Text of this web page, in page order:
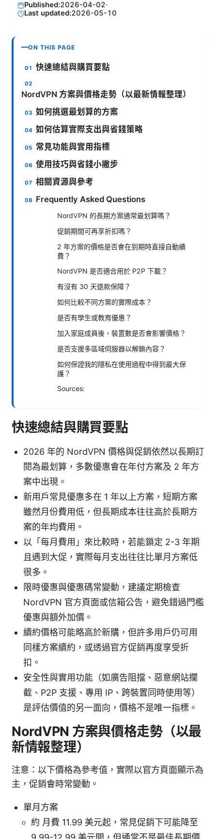
Published:2026-04-02·
Last updated:2026-05-10
ON THIS PAGE
快速總結與購買要點
NordVPN 方案與價格走勢（以最新情報整理）
如何挑選最划算的方案
如何估算實際支出與省錢策略
常見功能與實用指標
使用技巧與省錢小撇步
相關資源與參考
Frequently Asked Questions
NordVPN 的長期方案通常最划算嗎？
促銷期間可再享折扣嗎？
2 年方案的價格是否會在到期時直接自動續
費？
NordVPN 是否適合用於 P2P 下載？
有沒有 30 天退款保障？
如何比較不同方案的實際成本？
是否有學生或教育優惠？
加入家庭成員後，裝置數是否會影響價格？
是否支援多區域伺服器以解鎖內容？
如何保證我的隱私在使用過程中得到最大保
護？
Sources:
快速總結與購買要點
2026 年的 NordVPN 價格與促銷依然以長期訂
閱為最划算，多數優惠會在年付方案及 2 年方
案中出現。
新用戶常見優惠多在 1 年以上方案，短期方案
雖然月份費用低，但長期成本往往高於長期方
案的年均費用。
以「每月費用」來比較時，若能鎖定 2-3 年期
且遇到大促，實際每月支出往往比單月方案低
很多。
限時優惠與優惠碼常變動，建議定期檢查
NordVPN 官方頁面或信箱公告，避免錯過門檻
優惠與額外加價。
續約價格可能略高於新購，但許多用戶仍可用
同樣方案續約，或透過官方促銷再度享受折
扣。
安全性與實用功能（如廣告阻擋、惡意網站攔
截、P2P 支援、專用 IP、跨裝置同時使用等）
是評估價值的另一面向，價格不是唯一指標。
NordVPN 方案與價格走勢（以最
新情報整理）
注意：以下價格為參考值，實際以官方頁面顯示為
主，促銷會時常變動。
單月方案
約 月費 11.99 美元起，常見促銷下可能降至